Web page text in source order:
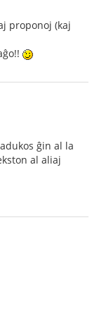
proponoj (kaj
ĝin al la
al aliaj